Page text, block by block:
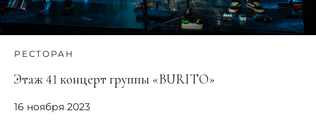
РЕСТОРАН
Этаж 41 концерт группы «BURITO»
16 ноября 2023